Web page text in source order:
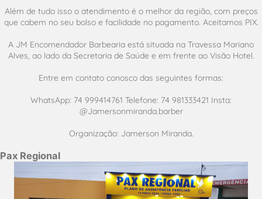
Além de tudo isso o atendimento é o melhor da região, com preços
que cabem no seu bolso e facilidade no pagamento. Aceitamos PIX.
A JM Encomendador Barbearia está situada na Travessa Mariano
Alves, ao lado da Secretaria de Saúde e em frente ao Visão Hotel.
Entre em contato conosco das seguintes formas:
WhatsApp: 74 999414761 Telefone: 74 981333421 Insta:
@Jamersonmiranda.barber
Organização: Jamerson Miranda.
Pax Regional